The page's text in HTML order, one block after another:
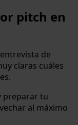
pitch en
de
claras cuáles
preparar tu
al máximo